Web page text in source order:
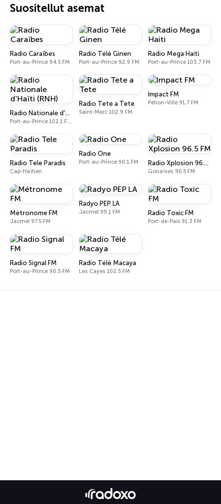
Suositellut asemat
Radio Caraïbes
Port-au-Prince 94.5 FM
Radio Télé Ginen
Port-au-Prince 92.9 FM
Radio Mega Haiti
Port-au-Prince 103.7 FM
Radio Nationale d'Haïti (RNH)
Port-au-Prince 102.1 FM - 1080 AM
Radio Tete a Tete
Saint-Marc 102.9 FM
Impact FM
Pétion-Ville 91.7 FM
Radio Tele Paradis
Cap-Haïtien
Radio One
Port-au-Prince 90.1 FM Radio Xplosion 96.5 FM
Gonaïves 96.5 FM
Métronome FM
Jacmel 97.5 FM
Radyo PEP LA
Jacmel 99.1 FM Radio Toxic FM
Port-de-Paix 91.3 FM
Radio Signal FM
Port-au-Prince 90.5 FM
Radio Télé Macaya
Les Cayes 102.5 FM